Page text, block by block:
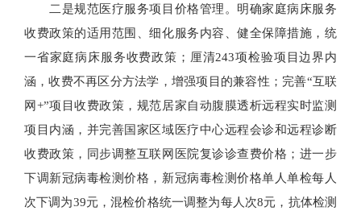
二是规范医疗服务项目价格管理。明确家庭病床服务
收费政策的适用范围、细化服务内容、健全保障措施，统
一省家庭病床服务收费政策；厘清243项检验项目边界内
涵，收费不再区分方法学，增强项目的兼容性；完善“互联
网+”项目收费政策，规范居家自动腹膜透析远程实时监测
项目内涵，并完善国家区域医疗中心远程会诊和远程诊断
收费政策，同步调整互联网医院复诊诊查费价格；进一步
下调新冠病毒检测价格，新冠病毒检测价格单人单检每人
次下调为39元，混检价格统一调整为每人次8元，抗体检测